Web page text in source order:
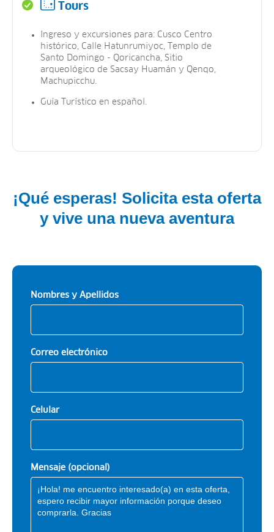
Tours
Ingreso y excursiones para: Cusco Centro
histórico, Calle Hatunrumiyoc, Templo de
Santo Domingo - Qoricancha, Sitio
arqueológico de Sacsay Huamán y Qenqo,
Machupicchu.
Guía Turístico en español.
¡Qué esperas! Solicita esta oferta
y vive una nueva aventura
Nombres y Apellidos
Correo electrónico
Celular
Mensaje (opcional)